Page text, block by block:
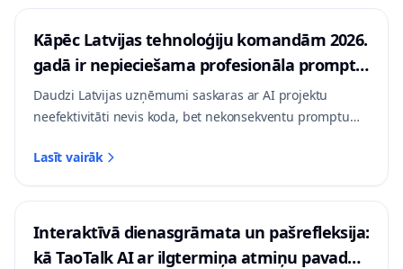
Uzņēmumi pāriet uz
vārtejām vairāku
modeļu pārvaldībai.
izmaksas, drošību un
biežākās ieviešanas
vairāk
Kāpēc Latvijas tehnoloģiju komandām 2026.
gadā ir nepieciešama profesionāla promptu
pārvaldība
Daudzi Latvijas uzņēmumi saskaras ar AI projektu
neefektivitāti nevis koda, bet nekonsekventu promptu
Lasīt vairāk
Interaktīvā dienasgrāmata un pašrefleksija:
kā TaoTalk AI ar ilgtermiņa atmiņu pavada